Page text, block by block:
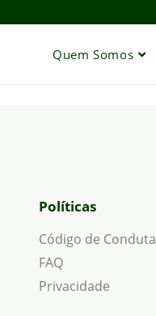
Quem Somos
Políticas
Código de Conduta
FAQ
Privacidade